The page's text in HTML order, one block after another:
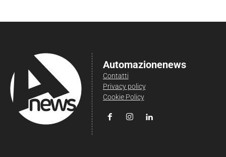
Automazionenews
Contatti
Privacy policy
Cookie Policy